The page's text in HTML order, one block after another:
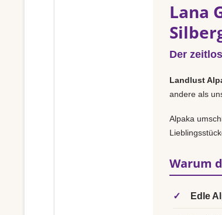
Lana
Der
Landlust
andere als
Alpaka
Warum
✓ Edle